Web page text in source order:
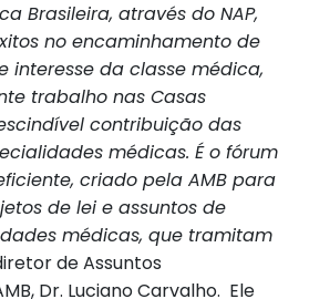
Brasileira, através do NAP,
no encaminhamento de
interesse da classe médica,
trabalho nas Casas
contribuição das
médicas. É o fórum
criado pela AMB para
de lei e assuntos de
médicas, que tramitam
de Assuntos
Dr. Luciano Carvalho. Ele